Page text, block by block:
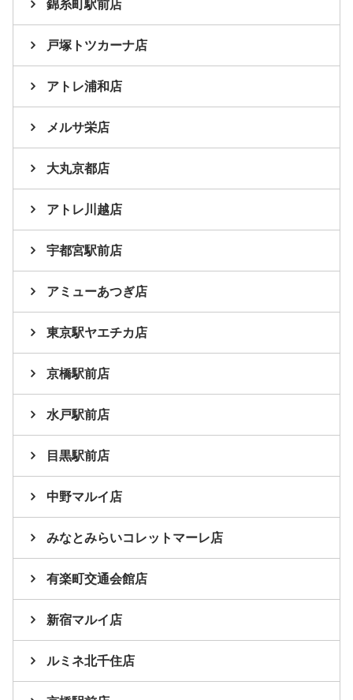
錦糸町駅前店
戸塚トツカーナ店
アトレ浦和店
メルサ栄店
大丸京都店
アトレ川越店
宇都宮駅前店
アミューあつぎ店
東京駅ヤエチカ店
京橋駅前店
水戸駅前店
目黒駅前店
中野マルイ店
みなとみらいコレットマーレ店
有楽町交通会館店
新宿マルイ店
ルミネ北千住店